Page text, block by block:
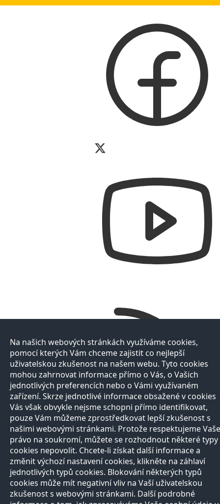
Na našich webových stránkách využíváme cookies,
pomocí kterých Vám chceme zajistit co nejlepší
uživatelskou zkušenost na našem webu. Tyto cookies
mohou zahrnovat informace přímo o Vás, o Vašich
jednotlivých preferencích nebo o Vámi využívaném
zařízení. Skrze jednotlivé informace obsažené v cookies
Vás však obvykle nejsme schopni přímo identifikovat,
pouze Vám můžeme zprostředkovat lepší zkušenost s
našimi webovými stránkami. Protože respektujeme Vaše
právo na soukromí, můžete se rozhodnout některé typy
cookies nepovolit. Chcete-li získat další informace a
změnit výchozí nastavení cookies, klikněte na záhlaví
jednotlivých typů cookies. Blokování některých typů
cookies může mít negativní vliv na Vaší uživatelskou
zkušenost s webovými stránkami. Další podrobné